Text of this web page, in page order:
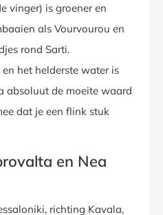
vinger) is groener en
als Vourvourou en
rond Sarti.
het helderste water is
absoluut de moeite waard
dat je een flink stuk
en Nea
richting Kavala,